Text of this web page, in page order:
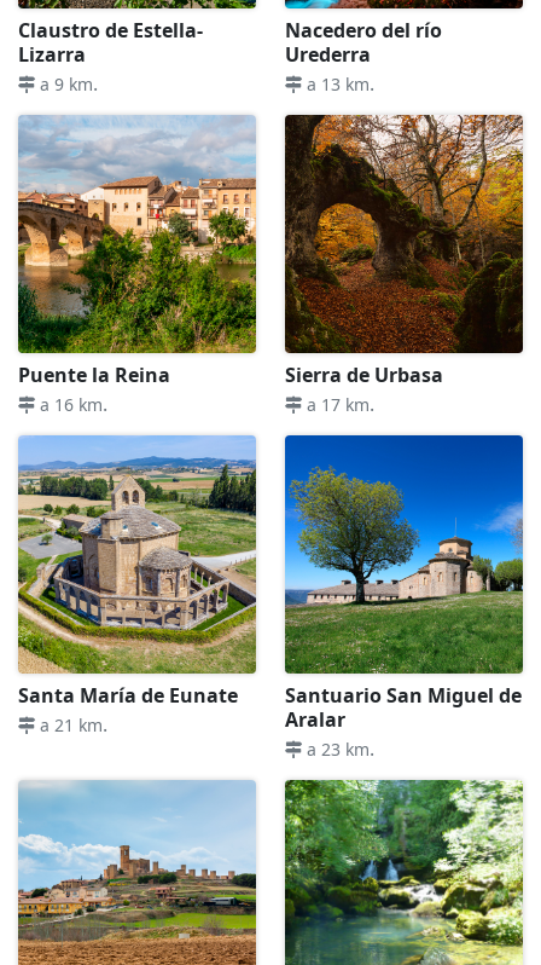
Claustro de Estella-
Lizarra
a 9 km.
Nacedero del río
Urederra
a 13 km.
Puente la Reina
a 16 km.
Sierra de Urbasa
a 17 km.
Santa María de Eunate
a 21 km.
Santuario San Miguel de
Aralar
a 23 km.